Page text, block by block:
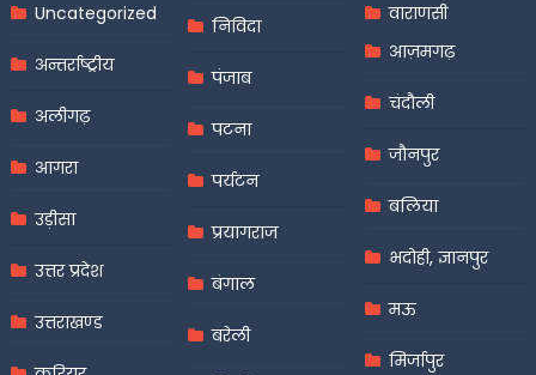
Uncategorized
अन्तर्राष्ट्रीय
अलीगढ़
आगरा
उड़ीसा
उत्तर प्रदेश
उत्तराखण्ड
निविदा
पंजाब
पटना
पर्यटन
प्रयागराज
बंगाल
बरेली
वाराणसी
आज़मगढ़
चंदौली
जौनपुर
बलिया
भदोही, ज्ञानपुर
मऊ
मिर्जापुर